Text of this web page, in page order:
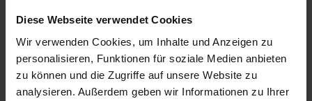
Diese Webseite verwendet Cookies
Wir verwenden Cookies, um Inhalte und Anzeigen zu
personalisieren, Funktionen für soziale Medien anbieten
zu können und die Zugriffe auf unsere Website zu
analysieren. Außerdem geben wir Informationen zu Ihrer
von Eleganz verleiht. Inspiriert vom berühmten
Vogelschutzgebiet Mayani Bird Sanctuary in Indien,
bringt diese Tapete Natur und Schönheit in Ihr
Zuhause.